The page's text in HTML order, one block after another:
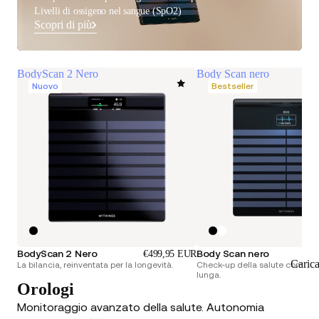
Livelli di ossigeno nel sangue (SpO2)
Scopri di più
BodyScan 2 Nero
Nuovo
BodyScan 2 Nero €499,95 EUR
La bilancia, reinventata per la longevità.
Body Scan nero
Bestseller
Body Scan nero
Check-up della salute
lunga.
Orologi
Monitoraggio avanzato della salute. Autonomia